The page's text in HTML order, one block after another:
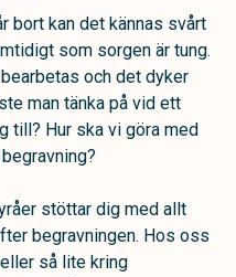
bort kan det kännas svårt
som sorgen är tung.
och det dyker
man tänka på vid ett
till? Hur ska vi göra med
stöttar dig med allt
begravningen. Hos oss
så lite kring